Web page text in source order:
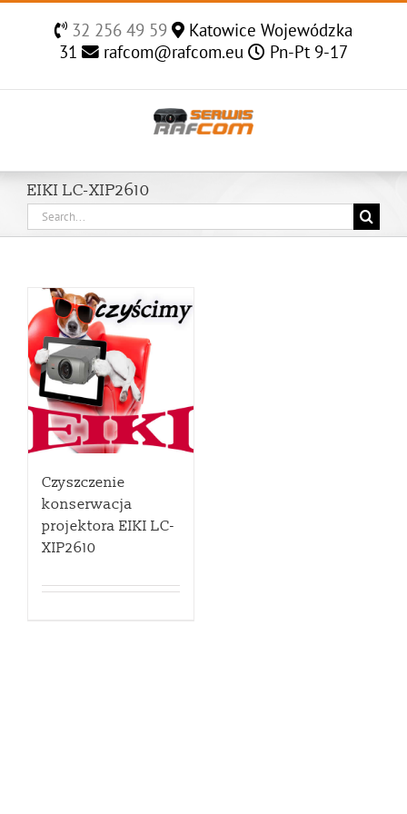
32 256 49 59
Katowice Wojewódzka
31
rafcom@rafcom.eu Pn-Pt 9-17
EIKI LC-XIP2610
Search
for:
Czyszczenie
konserwacja
projektora EIKI LC-
XIP2610